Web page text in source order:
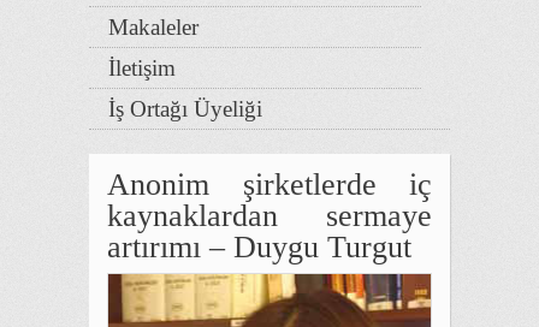
Makaleler
İletişim
İş Ortağı Üyeliği
Anonim şirketlerde iç
kaynaklardan sermaye
artırımı – Duygu Turgut